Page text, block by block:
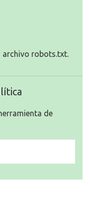
archivo robots.txt.
de